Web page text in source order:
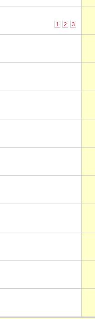
1 2 3